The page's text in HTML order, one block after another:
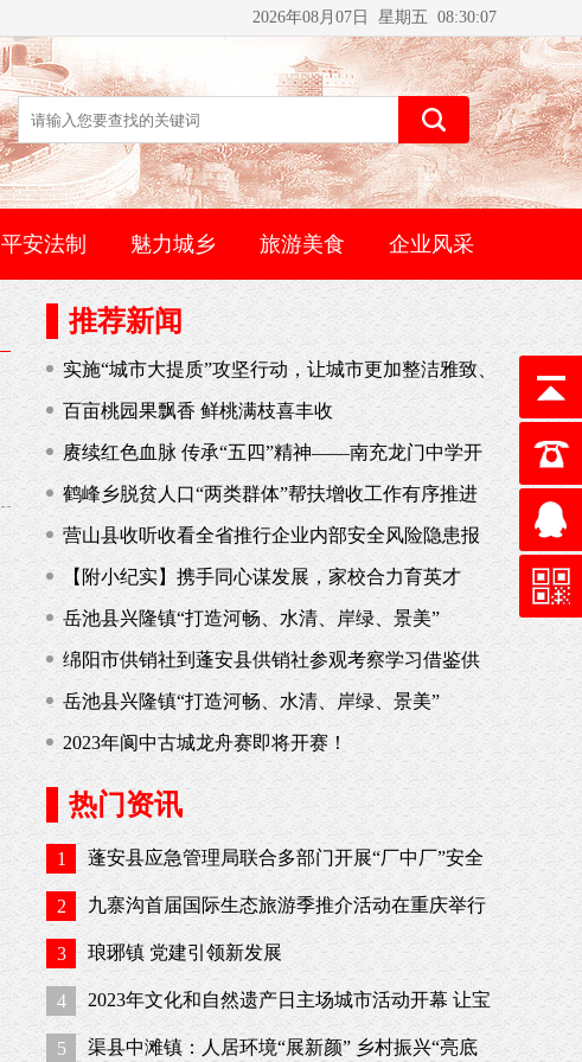
2026年08月07日 星期五 08:30:07
平安法制 魅力城乡 旅游美食 企业风采
推荐新闻
实施“城市大提质”攻坚行动，让城市更加整洁雅致、
舒适便捷、宜居宜业——蓬安：扮靓城市“颜值” 提升
城市品质
百亩桃园果飘香 鲜桃满枝喜丰收
赓续红色血脉 传承“五四”精神——南充龙门中学开
展五四青年节系列活动
鹤峰乡脱贫人口“两类群体”帮扶增收工作有序推进
营山县收听收看全省推行企业内部安全风险隐患报
告奖励工作视频会议
【附小纪实】携手同心谋发展，家校合力育英才
岳池县兴隆镇“打造河畅、水清、岸绿、景美”
绵阳市供销社到蓬安县供销社参观考察学习借鉴供
销合作社传统教育基地暨建设工作经验
岳池县兴隆镇“打造河畅、水清、岸绿、景美”
2023年阆中古城龙舟赛即将开赛！
热门资讯
1 蓬安县应急管理局联合多部门开展“厂中厂”安全
生产专项执法行动
2 九寨沟首届国际生态旅游季推介活动在重庆举行
3 琅琊镇 党建引领新发展
4 2023年文化和自然遗产日主场城市活动开幕 让宝
贵文化遗产绽放时代光彩
5 渠县中滩镇：人居环境“展新颜” 乡村振兴“亮底